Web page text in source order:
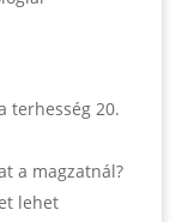
terhesség 20.
a magzatnál?
lehet